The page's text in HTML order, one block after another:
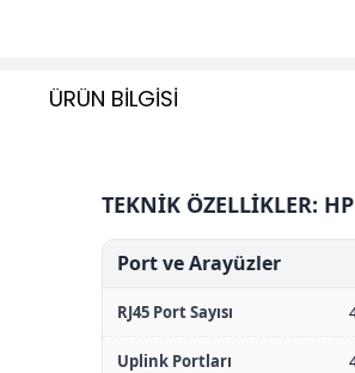
ÜRÜN BİLGİSİ
TEKNİK ÖZELLİKLER:
Port ve Arayüzler
RJ45 Port Sayısı
Uplink Portları